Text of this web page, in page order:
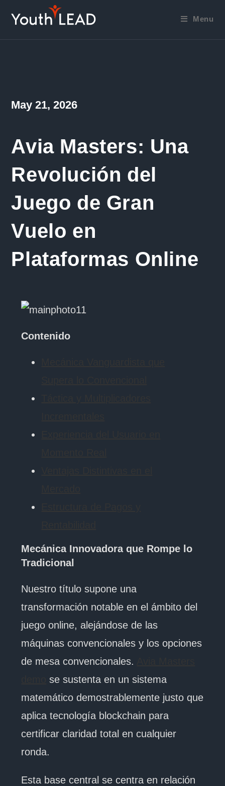
Menu
Post
published:
May 21, 2026
Avia Masters: Una
Revolución del
Juego de Gran
Vuelo en
Plataformas Online
Contenido
Mecánica Innovadora que Rompe lo
Tradicional
Nuestro título supone una
transformación notable en el ámbito del
juego online, alejándose de las
máquinas convencionales y los opciones
de mesa convencionales.
se sustenta en un sistema
matemático demostrablemente justo que
aplica tecnología blockchain para
certificar claridad total en cualquier
ronda.
Esta base central se centra en relación